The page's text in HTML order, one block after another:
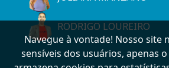
RODRIGO LOUREIRO
Navegue à vontade! Nosso site
sensíveis dos usuários, apenas